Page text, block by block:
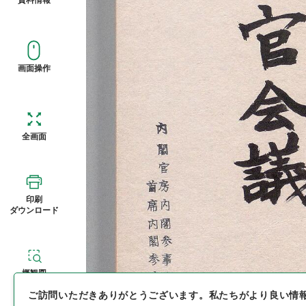
画面操作
全画面
印刷
ダウンロード
概観図
ご訪問いただきありがとうございます。 私たちがより良い情